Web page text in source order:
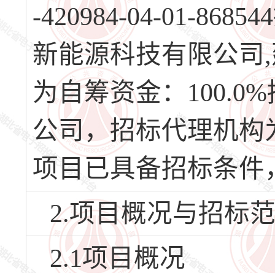
-420984-04-01-
新能源科技有限公
为自筹资金：
公司，招标代理机
项目已具备招标条
2.项目概况与招标
2.1项目概况